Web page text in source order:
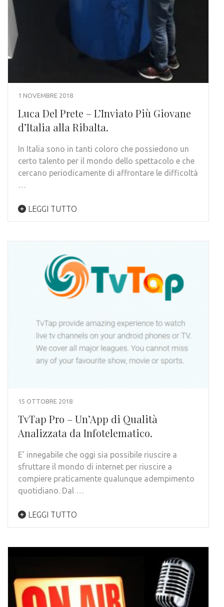
1 NOVEMBRE 2018
Luca Del Prete – L’Inviato Più Giovane
d’Italia alla Ribalta.
In Italia sono in tanti coloro che possiedono un
certo talento per il mondo dello spettacolo e che
cercano periodicamente di affrontare le difficoltà
…
LEGGI TUTTO
15 OTTOBRE 2018
TvTap Pro – Un’App di Qualità
Analizzata da Infotelematico.
E’ innegabile che oggi sia possibile riuscire a
sfruttare il mondo di internet per riuscire a
compiere praticamente qualunque adempimento
quotidiano. Dal …
LEGGI TUTTO